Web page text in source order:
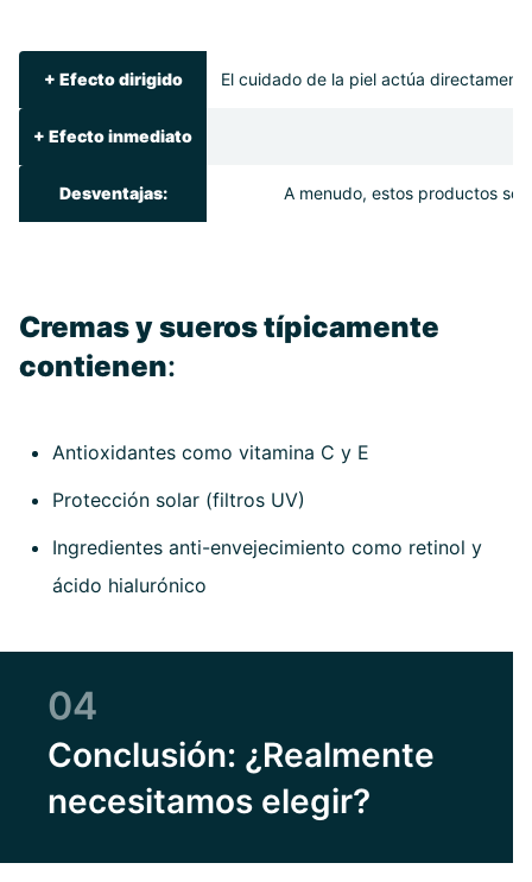
+ Efecto dirigido El cuidado de la piel actúa
+ Efecto inmediato
Desventajas: A menudo, estos productos
Cremas y sueros típicamente
contienen:
Antioxidantes como vitamina C y E
Protección solar (filtros UV)
Ingredientes anti-envejecimiento como retinol y
ácido hialurónico
04
Conclusión: ¿Realmente
necesitamos elegir?